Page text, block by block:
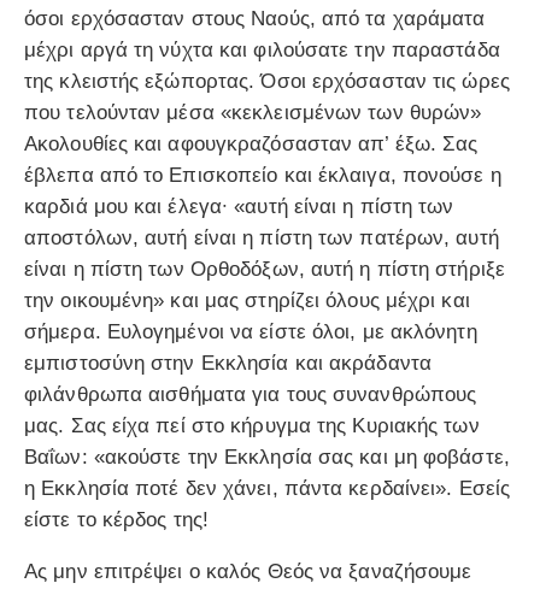
όσοι ερχόσασταν στους Ναούς, από τα χαράματα
μέχρι αργά τη νύχτα και φιλούσατε την παραστάδα
της κλειστής εξώπορτας. Όσοι ερχόσασταν τις ώρες
που τελούνταν μέσα «κεκλεισμένων των θυρών»
Ακολουθίες και αφουγκραζόσασταν απ’ έξω. Σας
έβλεπα από το Επισκοπείο και έκλαιγα, πονούσε η
καρδιά μου και έλεγα∙ «αυτή είναι η πίστη των
αποστόλων, αυτή είναι η πίστη των πατέρων, αυτή
είναι η πίστη των Ορθοδόξων, αυτή η πίστη στήριξε
την οικουμένη» και μας στηρίζει όλους μέχρι και
σήμερα. Ευλογημένοι να είστε όλοι, με ακλόνητη
εμπιστοσύνη στην Εκκλησία και ακράδαντα
φιλάνθρωπα αισθήματα για τους συνανθρώπους
μας. Σας είχα πεί στο κήρυγμα της Κυριακής των
Βαΐων: «ακούστε την Εκκλησία σας και μη φοβάστε,
η Εκκλησία ποτέ δεν χάνει, πάντα κερδαίνει». Εσείς
είστε το κέρδος της!
Ας μην επιτρέψει ο καλός Θεός να ξαναζήσουμε